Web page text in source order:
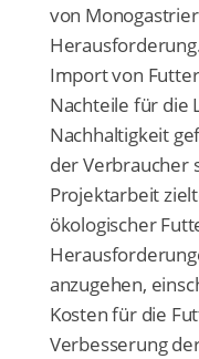
von
Import von
Nachteile für die
Nachhaltigkeit
der Verbraucher
Projektarbeit
ökologischer
anzugehen,
Kosten für die
Verbesserung